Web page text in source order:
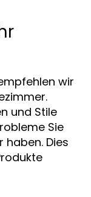
wir
und Stile
Sie
haben. Dies